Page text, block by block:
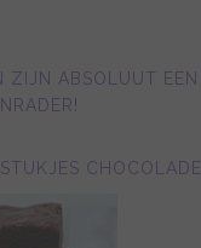
ZIJN ABSOLUUT EEN
CHOCOLADE